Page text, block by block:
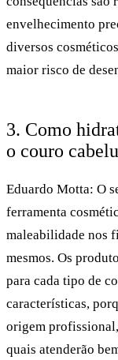
envelhecimento
diversos
maior risco de
3. Como
o couro
Eduardo Motta: O
ferramenta
maleabilidade nos
mesmos. Os
para cada tipo de
características,
origem
quais atenderão